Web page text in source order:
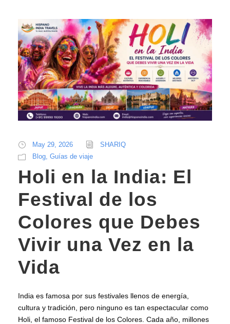
May 29, 2026
SHARIQ
Blog Guías de viaje
Holi en la India: El
Festival de los
Colores que Debes
Vivir una Vez en la
Vida
India es famosa por sus festivales llenos de energía,
cultura y tradición, pero ninguno es tan espectacular como
Holi, el famoso Festival de los Colores. Cada año, millones